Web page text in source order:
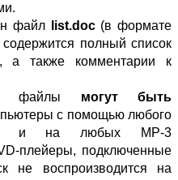
файл
list.doc(в формате
полный список
а также комментарии к
файлы могут быть
с помощью любого
так и на любых MP-3
плейеры, подключенные
не воспроизводится на